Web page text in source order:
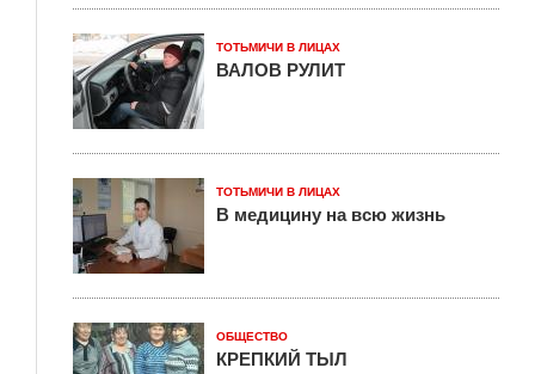
ТОТЬМИЧИ В ЛИЦАХ
ВАЛОВ РУЛИТ
ТОТЬМИЧИ В ЛИЦАХ
В медицину на всю жизнь
ОБЩЕСТВО
КРЕПКИЙ ТЫЛ